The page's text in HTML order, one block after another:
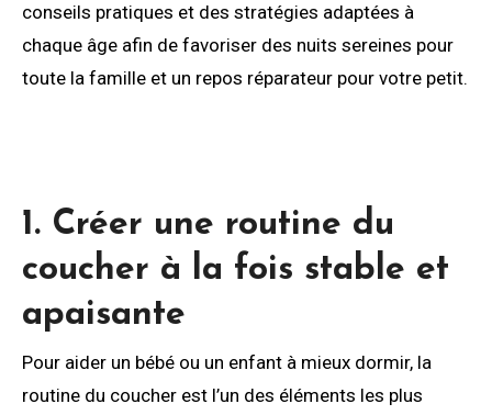
conseils pratiques et des stratégies adaptées à
chaque âge afin de favoriser des nuits sereines pour
toute la famille et un repos réparateur pour votre petit.
1. Créer une routine du
coucher à la fois stable et
apaisante
Pour aider un bébé ou un enfant à mieux dormir, la
routine du coucher est l’un des éléments les plus